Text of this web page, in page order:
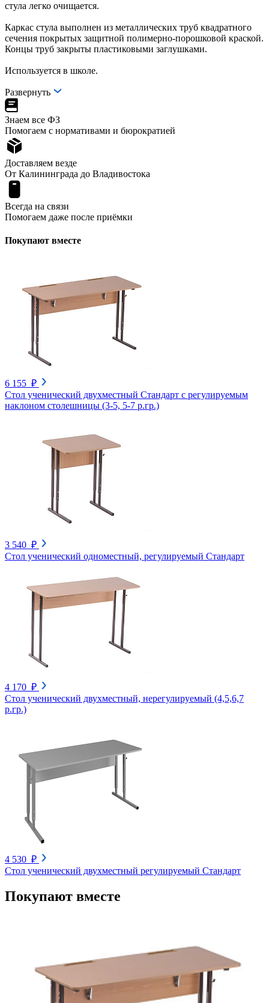
стула легко очищается.
Каркас стула выполнен из металлических труб квадратного
сечения покрытых защитной полимерно-порошковой краской.
Концы труб закрыты пластиковыми заглушками.
Используется в школе.
Развернуть
Знаем все ФЗ
Помогаем с нормативами и бюрократией
Доставляем везде
От Калининграда до Владивостока
Всегда на связи
Помогаем даже после приёмки
Покупают вместе
6 155 ₽
Стол ученический двухместный Стандарт с регулируемым
наклоном столешницы (3-5, 5-7 р.гр.)
3 540 ₽
Стол ученический одноместный, регулируемый Стандарт
4 170 ₽
Стол ученический двухместный, нерегулируемый (4,5,6,7
р.гр.)
4 530 ₽
Стол ученический двухместный регулируемый Стандарт
Покупают вместе